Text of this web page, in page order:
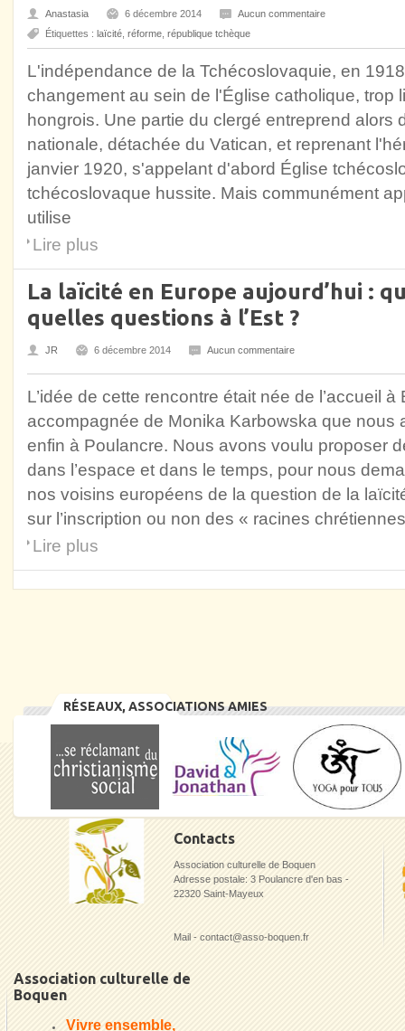
Anastasia 6 décembre 2014
Aucun commentaire
Étiquettes : laïcité réforme république tchèque
L'indépendance de la Tchécoslovaquie, en
changement au sein de l'Église catholique, trop
hongrois. Une partie du clergé entreprend alors
nationale, détachée du Vatican, et reprenant
janvier 1920, s'appelant d'abord Église
tchécoslovaque hussite. Mais communément
utilise
Lire plus
La laïcité en Europe aujourd’hui :
quelles questions à l’Est ?
JR 6 décembre 2014 Aucun commentaire
L’idée de cette rencontre était née de l’accueil à
accompagnée de Monika Karbowska que nous
enfin à Poulancre. Nous avons voulu proposer
dans l’espace et dans le temps, pour nous
nos voisins européens de la question de la
sur l’inscription ou non des « racines chrétiennes
Lire plus
RÉSEAUX, ASSOCIATIONS AMIES
Contacts
Association culturelle de Boquen
Adresse postale: 3 Poulancre d'en bas -
22320 Saint-Mayeux
Mail - contact@asso-boquen.fr
Association culturelle de
Boquen
Vivre ensemble,